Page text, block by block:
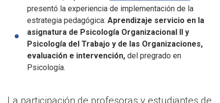
presentó la experiencia de implementación de la
estrategia pedagógica: Aprendizaje servicio en la
asignatura de Psicología Organizacional ll y
Psicología del Trabajo y de las Organizaciones,
evaluación e intervención, del pregrado en
Psicología.
La participación de profesoras y estudiantes de